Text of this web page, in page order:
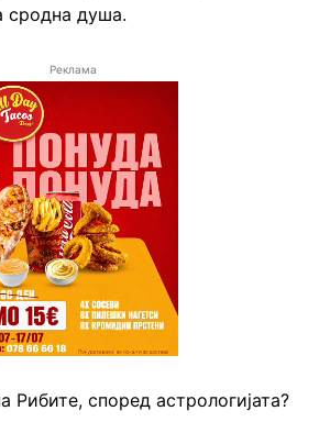
сродна душа.
Реклама
Рибите, според астрологијата?